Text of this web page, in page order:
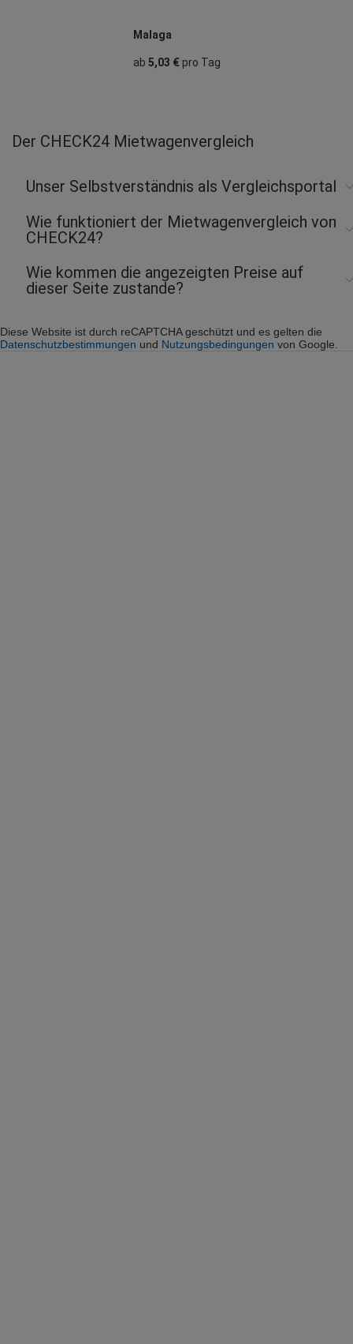
Malaga
ab 5,03 €pro Tag
Der CHECK24 Mietwagenvergleich
Unser Selbstverständnis als Vergleichsportal
Wie funktioniert der Mietwagenvergleich von
CHECK24?
Wie kommen die angezeigten Preise auf
dieser Seite zustande?
Diese Website ist durch reCAPTCHA geschützt und es gelten die
Datenschutzbestimmungen und Nutzungsbedingungen von Google.